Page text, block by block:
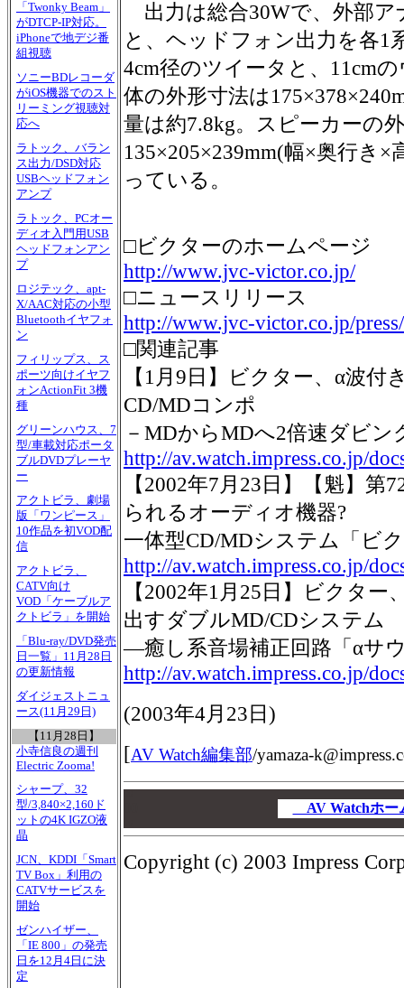
「Twonky Beam」
がDTCP-IP対応。
iPhoneで地デジ番
組視聴
ソニーBDレコーダ
がiOS機器でのスト
リーミング視聴対
応へ
ラトック、バラン
ス出力/DSD対応
USBヘッドフォン
アンプ
ラトック、PCオー
ディオ入門用USB
ヘッドフォンアン
プ
ロジテック、apt-
X/AAC対応の小型
Bluetoothイヤフォ
ン
フィリップス、ス
ポーツ向けイヤフ
ォンActionFit 3機
種
グリーンハウス、7
型/車載対応ポータ
ブルDVDプレーヤ
ー
アクトビラ、劇場
版「ワンピース」
10作品を初VOD配
信
アクトビラ、
CATV向け
VOD「ケーブルア
クトビラ」を開始
「Blu-ray/DVD発売
日一覧」11月28日
の更新情報
ダイジェストニュ
ース(11月29日)
【11月28日】
小寺信良の週刊
Electric Zooma!
シャープ、32
型/3,840×2,160ド
ットの4K IGZO液
晶
JCN、KDDI「Smart
TV Box」利用の
CATVサービスを
開始
ゼンハイザー、
「IE 800」の発売
日を12月4日に決
定
出力は総合30Wで、外部
と、ヘッドフォン出力を各1
4cm径のツイータと、11cm
体の外形寸法は
量は約7.8kg。スピーカーの
135×205×239mm(幅×奥行き
っている。
□ビクターのホームページ
http://www.jvc-victor.co.jp/
□ニュースリリース
http://www.jvc-victor.co.jp/
□関連記事
【1月9日】ビクター、α波
CD/MDコンポ
－MDからMDへ2倍速ダビン
http://av.watch.impress.co.jp/
【2002年7月23日】【魁】第
られるオーディオ機器?
一体型CD/MDシステム「ビ
http://av.watch.impress.co.jp/
【2002年1月25日】ビクタ
出すダブルMD/CDシステム
―癒し系音場補正回路「αサ
http://av.watch.impress.co.jp/
(2003年4月23日 )
[AV Watch編集部/yamaza-
AV Watchホ
Copyright (c) 2003 Impress